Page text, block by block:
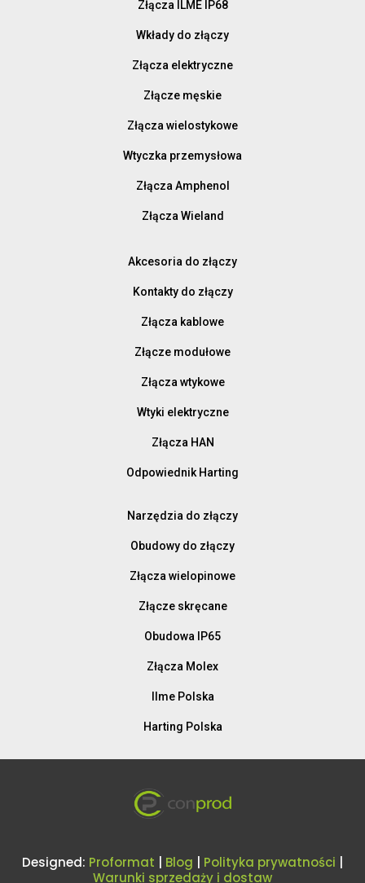
Złącza ILME IP68
Wkłady do złączy
Złącza elektryczne
Złącze męskie
Złącza wielostykowe
Wtyczka przemysłowa
Złącza Amphenol
Złącza Wieland
Akcesoria do złączy
Kontakty do złączy
Złącza kablowe
Złącze modułowe
Złącza wtykowe
Wtyki elektryczne
Złącza HAN
Odpowiednik Harting
Narzędzia do złączy
Obudowy do złączy
Złącza wielopinowe
Złącze skręcane
Obudowa IP65
Złącza Molex
Ilme Polska
Harting Polska
Designed: Proformat Blog Polityka prywatności
Warunki sprzedaży i dostaw